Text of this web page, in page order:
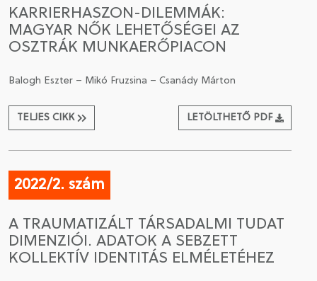
KARRIERHASZON-DILEMMÁK:
MAGYAR NŐK LEHETŐSÉGEI AZ
OSZTRÁK MUNKAERŐPIACON
Balogh Eszter – Mikó Fruzsina – Csanády Márton
TELJES CIKK LETÖLTHETŐ PDF
2022/2. szám
A TRAUMATIZÁLT TÁRSADALMI TUDAT
DIMENZIÓI. ADATOK A SEBZETT
KOLLEKTÍV IDENTITÁS ELMÉLETÉHEZ